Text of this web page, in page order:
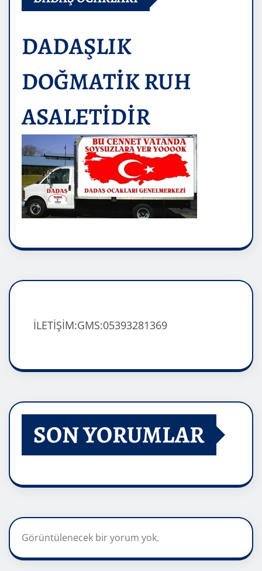
DADAŞLIK
DOĞMATİK RUH
ASALETİDİR
İLETİŞİM:GMS:05393281369
SON YORUMLAR
Görüntülenecek bir yorum yok.